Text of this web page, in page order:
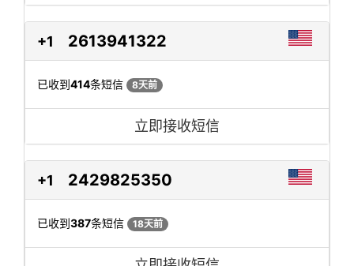
+1 2613941322
已收到414条短信 8天前
立即接收短信
+1 2429825350
已收到387条短信 18天前